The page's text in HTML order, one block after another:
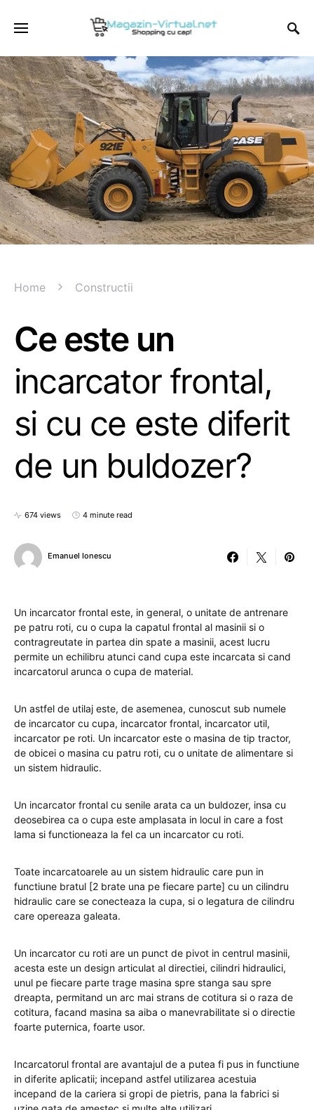
Home Constructii
Ce este un
incarcator frontal,
si cu ce este diferit
de un buldozer?
674 views 4 minute read
Emanuel Ionescu
Un incarcator frontal este, in general, o unitate de antrenare
pe patru roti, cu o cupa la capatul frontal al masinii si o
contragreutate in partea din spate a masinii, acest lucru
permite un echilibru atunci cand cupa este incarcata si cand
incarcatorul arunca o cupa de material.
Un astfel de utilaj este, de asemenea, cunoscut sub numele
de incarcator cu cupa, incarcator frontal, incarcator util,
incarcator pe roti. Un incarcator este o masina de tip tractor,
de obicei o masina cu patru roti, cu o unitate de alimentare si
un sistem hidraulic.
Un incarcator frontal cu senile arata ca un buldozer, insa cu
deosebirea ca o cupa este amplasata in locul in care a fost
lama si functioneaza la fel ca un incarcator cu roti.
Toate incarcatoarele au un sistem hidraulic care pun in
functiune bratul [2 brate una pe fiecare parte] cu un cilindru
hidraulic care se conecteaza la cupa, si o legatura de cilindru
care opereaza galeata.
Un incarcator cu roti are un punct de pivot in centrul masinii,
acesta este un design articulat al directiei, cilindri hidraulici,
unul pe fiecare parte trage masina spre stanga sau spre
dreapta, permitand un arc mai strans de cotitura si o raza de
cotitura, facand masina sa aiba o manevrabilitate si o directie
foarte puternica, foarte usor.
Incarcatorul frontal are avantajul de a putea fi pus in functiune
in diferite aplicatii; incepand astfel utilizarea acestuia
incepand de la cariera si gropi de pietris, pana la fabrici si